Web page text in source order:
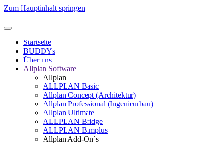
Zum Hauptinhalt springen
Startseite
BUDDYs
Über uns
Allplan Software
Allplan
ALLPLAN Basic
Allplan Concept (Architektur)
Allplan Professional (Ingenieurbau)
Allplan Ultimate
ALLPLAN Bridge
ALLPLAN Bimplus
Allplan Add-On`s